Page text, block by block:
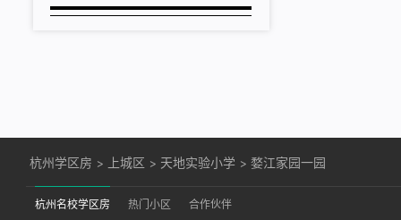
杭州学区房 > 上城区 > 天地实验小学 >婺江家园一园
杭州名校学区房 热门小区 合作伙伴